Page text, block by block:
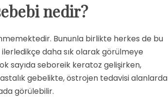
nedir?
Bununla birlikte herkes de bu
daha sık olarak görülmeye
sayıda seboreik keratoz gelişirken,
gebelikte, östrojen tedavisi alanlarda
görülebilir.